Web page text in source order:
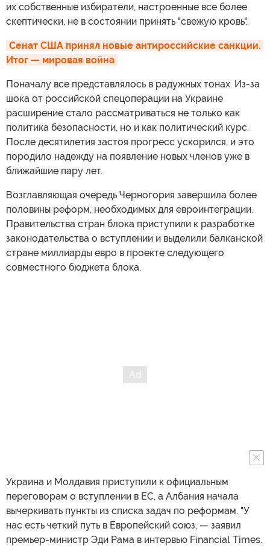
их собственные избиратели, настроенные все более
скептически, не в состоянии принять "свежую кровь".
Сенат США принял новые антироссийские санкции.
Итог — мировая война
Поначалу все представлялось в радужных тонах. Из-за
шока от российской спецоперации на Украине
расширение стало рассматриваться не только как
политика безопасности, но и как политический курс.
После десятилетия застоя прогресс ускорился, и это
породило надежду на появление новых членов уже в
ближайшие пару лет.
Возглавляющая очередь Черногория завершила более
половины реформ, необходимых для евроинтеграции.
Правительства стран блока приступили к разработке
законодательства о вступлении и выделили балканской
стране миллиарды евро в проекте следующего
совместного бюджета блока.
Украина и Молдавия приступили к официальным
переговорам о вступлении в ЕС, а Албания начала
вычеркивать пункты из списка задач по реформам. "У
нас есть четкий путь в Европейский союз, — заявил
премьер-министр Эди Рама в интервью Financial Times.